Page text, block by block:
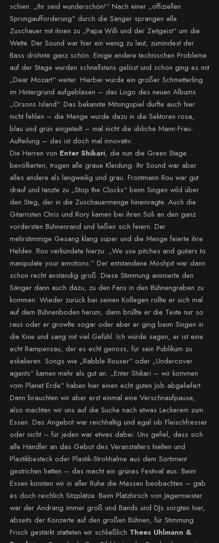
schien: „Ihr seid wunderschön!“ Nach einer „offiziellen
Sprungaufforderung“ durch die Sänger sprangen alle
Zuschauer mit ihnen zu „Papa Willi und der Zeitgeist“ um die
Wette. Der Sound war hier ein wenig zu laut, zumindest der
Bass dröhnte ganz schön. Einige andere technischen Probleme
auf der Stage wurden schnellstens gelöst und schon ging es mit
„Dear Mozart“ weiter. Hierbei wurde ein großer Schmetterling
im Hintergrund aufgeblasen – das Logo des neuen Albums
„Orsons Island“. Das bekannte Mitsingspiel durfte auch hier
nicht fehlen – die Menge wurde dazu in die Sektoren rosa,
blau und grün eingeteilt – mal nicht die übliche Mann-Frau-
Aufteilung – das ist doch mal innovativ.
Die Herren von Enter Shikari, die nun die Green Stage
bevölkerten, trugen alle graue Kleidung. Ihr Sound war aber
alles andere als langweilig und grau. Frontmann Rou war gut
drauf und tanzte zu „Stop the Clocks“ beim Singen wild über
den Steg, der in die Zuschauermenge hineinragte. Auch die
Gitarristen Chris und Rory kamen bei ihren Soli an den ganz
vordersten Bühnenrand und ließen sich feiern. Der
mehrstimmige Gesang klang super und die Menge feierte ihre
Helden. Rou verkündete hierzu: „We use pitches and guitars to
manipulate your emotions.” Der entstandene Moshpit war dann
schon recht anständig groß. Diese Stimmung animierte den
Sänger dann auch dazu, zu den Fans in den Bühnengraben zu
kommen. Wieder zurück bei seinen Kollegen rollte er sich mal
auf dem Bühnenboden herum, dann brüllte er die Texte nur so
raus oder er growlte sogar oder aber er ging beim Singen in
die Knie und sang mit viel Gefühl. Ich würde sagen, er ist eine
echt Rampensau, der es echt genoss, für sein Publikum zu
eskalieren. Songs wie „Rabble Rouser“ oder „Undercover
agents“ kamen mehr als gut an. „Enter Shikari – wir kommen
vom Planet Erde“ haben hier einen echt guten Job abgeliefert.
Dann brauchten wir aber erst einmal eine Verschnaufpause,
also machten wir uns auf die Suche nach etwas Leckerem zum
Essen. Das Angebot war reichhaltig und egal ob Fleischfresser
oder nicht – für jeden war etwas dabei. Uns gefiel, dass sich
alle Händler an das Gebot des Veranstalters hielten und
Plastikbesteck oder Plastik-Strohhalme aus dem Sortiment
gestrichen hatten – das macht ein grünes Festival aus. Beim
Essen konnten wir in aller Ruhe die Massen beobachten – gab
es doch reichlich Sitzplätze. Beim Platzhirsch von Jägermeister
war der Andrang immer groß und Bands und DJs sorgten hier,
abseits der Konzerte auf den großen Bühnen, für Stimmung.
Frisch gestärkt statteten wir schließlich Thees Uhlmann &